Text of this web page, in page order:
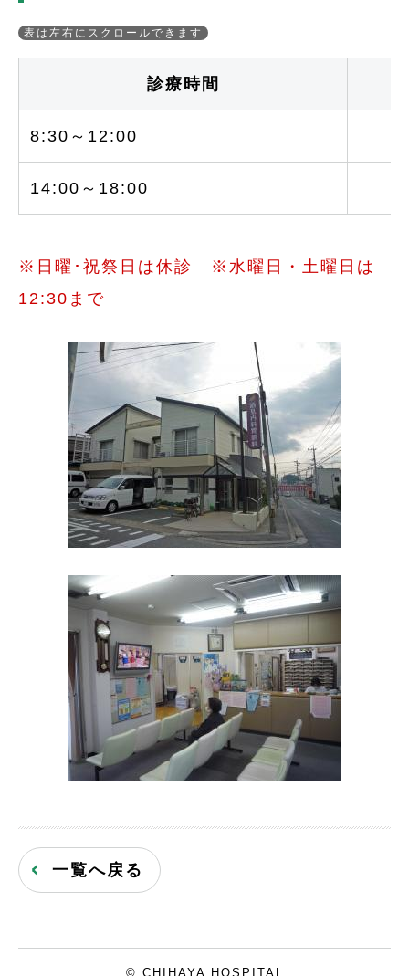
診療時間
8:30～12:00
14:00～18:00
※日曜･祝祭日は休診 ※水曜日・土曜日は
12:30まで
一覧へ戻る
© CHIHAYA HOSPITAL